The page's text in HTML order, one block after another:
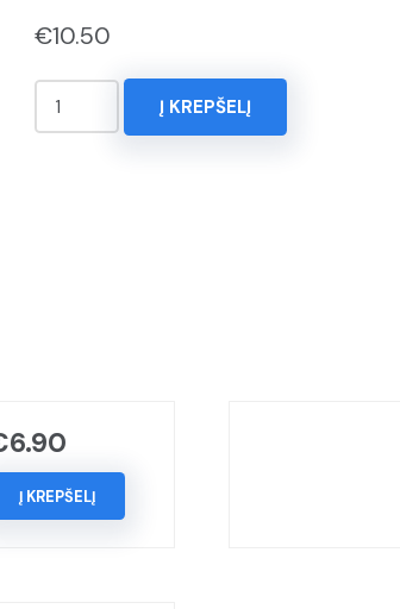
€10.50
produkto
kiekis:
LX7V),
2008-
2014
Į KREPŠELĮ
6.90
Į KREPŠELĮ